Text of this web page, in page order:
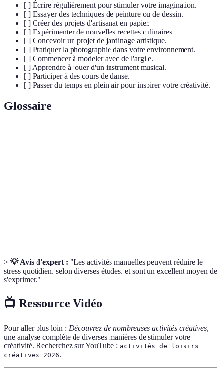
[ ] Écrire régulièrement pour stimuler votre imagination.
[ ] Essayer des techniques de peinture ou de dessin.
[ ] Créer des projets d'artisanat en papier.
[ ] Expérimenter de nouvelles recettes culinaires.
[ ] Concevoir un projet de jardinage artistique.
[ ] Pratiquer la photographie dans votre environnement.
[ ] Commencer à modeler avec de l'argile.
[ ] Apprendre à jouer d'un instrument musical.
[ ] Participer à des cours de danse.
[ ] Passer du temps en plein air pour inspirer votre créativité.
Glossaire
> 💡 Avis d'expert : "Les activités manuelles peuvent réduire le
stress quotidien, selon diverses études, et sont un excellent moyen de
s'exprimer."
📺 Ressource Vidéo
Pour aller plus loin : Découvrez de nombreuses activités créatives,
une analyse complète de diverses manières de stimuler votre
créativité. Recherchez sur YouTube : activités de loisirs
créatives 2026.